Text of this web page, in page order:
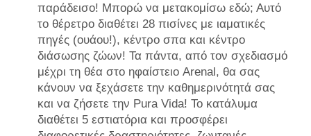
παράδεισο! Μπορώ να μετακομίσω εδώ; Αυτό
το θέρετρο διαθέτει 28 πισίνες με ιαματικές
πηγές (ουάου!), κέντρο σπα και κέντρο
διάσωσης ζώων! Τα πάντα, από τον σχεδιασμό
μέχρι τη θέα στο ηφαίστειο Arenal, θα σας
κάνουν να ξεχάσετε την καθημερινότητά σας
και να ζήσετε την Pura Vida! Το κατάλυμα
διαθέτει 5 εστιατόρια και προσφέρει